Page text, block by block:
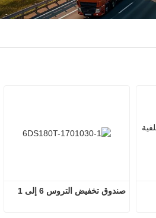
صندوق تخفيض التروس 6 إلى 1